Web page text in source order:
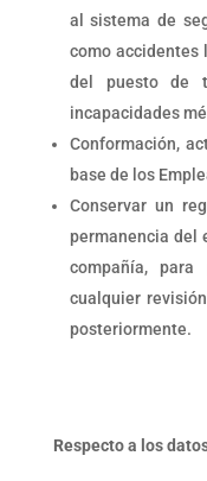
al sistema de
como accidentes
del puesto de
incapacidades
Conformación,
base de los
Conservar un
permanencia del
compañía,
cualquier
posteriormente.
Respecto a los